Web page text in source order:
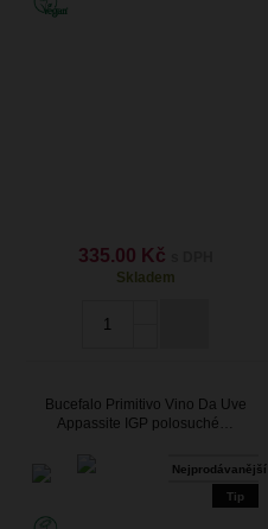
335.00 Kč
Skladem
Bucefalo Primitivo Vino Da Uve
Appassite IGP polosuché…
Nejprodávanější
Tip